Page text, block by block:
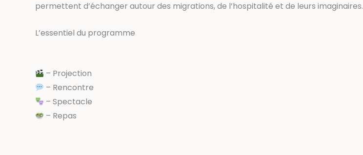
permettent d’échanger autour des migrations, de l’hospitalité et de leurs imaginaires.
L’essentiel du programme
– Projection
– Rencontre
– Spectacle
– Repas